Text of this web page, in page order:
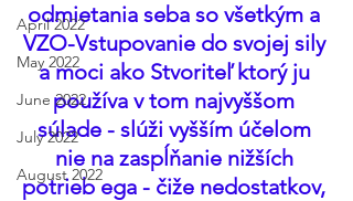
April 2022
May 2022
June 2022
July 2022
August 2022
odmietania seba so všetkým a
VZO-Vstupovanie do svojej sily
a moci ako Stvoriteľ ktorý ju
používa v tom najvyššom
súlade - slúži vyšším účelom
nie na zaspĺňanie nižších
potrieb ega - čiže nedostatkov,